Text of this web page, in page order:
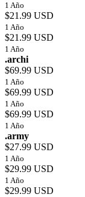
1 Año
$21.99 USD
1 Año
$21.99 USD
1 Año
.archi
$69.99 USD
1 Año
$69.99 USD
1 Año
$69.99 USD
1 Año
.army
$27.99 USD
1 Año
$29.99 USD
1 Año
$29.99 USD